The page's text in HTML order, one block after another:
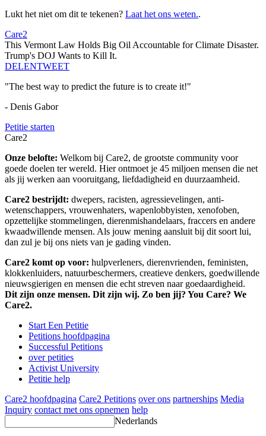
Lukt het niet om dit te tekenen? Laat het ons weten..
Care2
This Vermont Law Holds Big Oil Accountable for Climate Disaster.
Trump's DOJ Wants to Kill It.
DELENTWEET
"The best way to predict the future is to create it!"
- Denis Gabor
Petitie starten
Care2
Onze belofte: Welkom bij Care2, de grootste community voor
goede doelen ter wereld. Hier ontmoet je 45 miljoen mensen die net
als jij werken aan vooruitgang, liefdadigheid en duurzaamheid.
Care2 bestrijdt: dwepers, racisten, agressievelingen, anti-
wetenschappers, vrouwenhaters, wapenlobbyisten, xenofoben,
opzettelijke stommelingen, dierenmishandelaars, fraccers en andere
kwaadwillende mensen. Als jouw mening aansluit bij dit soort lui,
dan zul je bij ons niets van je gading vinden.
Care2 komt op voor: hulpverleners, dierenvrienden, feministen,
klokkenluiders, natuurbeschermers, creatieve denkers, goedwillende
nieuwsgierigen en mensen die echt streven naar goedaardigheid.
Dit zijn onze mensen. Dit zijn wij. Zo ben jij? You Care? We
Care2.
Start Een Petitie
Petitions hoofdpagina
Successful Petitions
over petities
Activist University
Petitie help
Care2 hoofdpagina Care2 Petitions over ons partnerships Media
Inquiry contact met ons opnemen help
Nederlands